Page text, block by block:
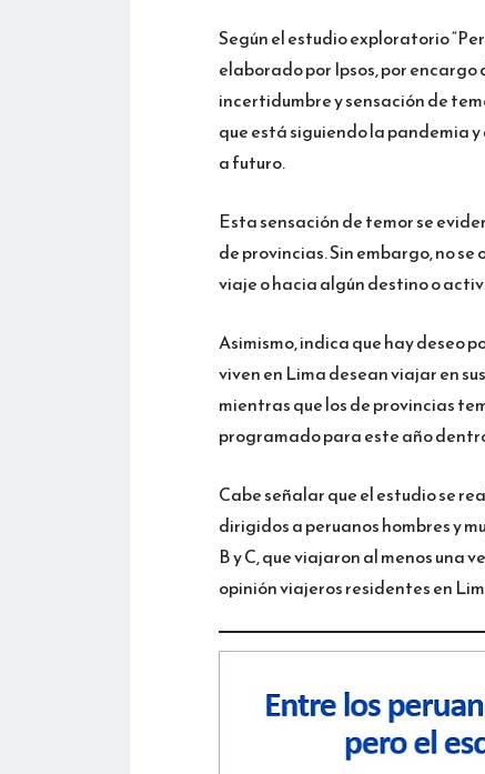
Según el estudio exploratorio
elaborado por Ipsos, por
incertidumbre y sensación de
que está siguiendo la pandemia
a futuro.
Esta sensación de temor se
de provincias. Sin embargo, no
viaje o hacia algún destino o
Asimismo, indica que hay deseo
viven en Lima desean viajar en
mientras que los de provincias
programado para este año
Cabe señalar que el estudio se
dirigidos a peruanos hombres y
B y C, que viajaron al menos una
opinión viajeros residentes en